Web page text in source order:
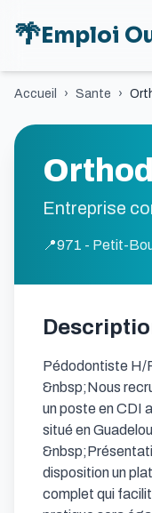
🌴Emploi
Accueil › Sante ›
Entreprise
📍971 - Petit-
Pédodontiste H/
&nbsp;Nous
un poste en CDI
situé en
disposition un
complet qui